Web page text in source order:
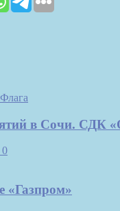
в Сочи. СДК
0
«Газпром»